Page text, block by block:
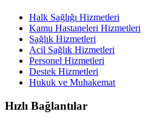
Halk Sağlığı Hizmetleri
Kamu Hastaneleri Hizmetleri
Sağlık Hizmetleri
Acil Sağlık Hizmetleri
Personel Hizmetleri
Destek Hizmetleri
Hukuk ve Muhakemat
Hızlı Bağlantılar